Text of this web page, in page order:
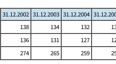
31.12.2002 31.12.2003 31.12.2004
138 134 132
136 131 127
274 265 259